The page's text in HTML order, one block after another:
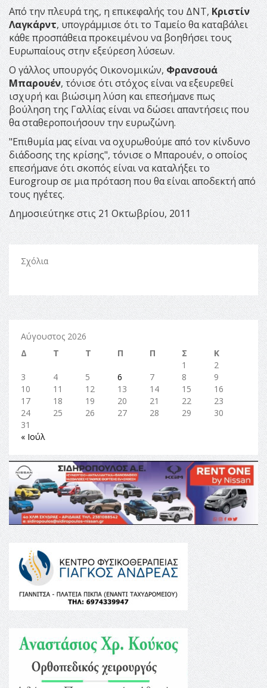
Από την πλευρά της, η επικεφαλής του ΔΝΤ,Κριστίν
Λαγκάρντ, υπογράμμισε ότι το Ταμείο θα καταβάλει
κάθε προσπάθεια προκειμένου να βοηθήσει τους
Ευρωπαίους στην εξεύρεση λύσεων.
Ο γάλλος υπουργός Οικονομικών, Φρανσουά
Μπαρουέν, τόνισε ότι στόχος είναι να εξευρεθεί
ισχυρή και βιώσιμη λύση και επεσήμανε πως
βούληση της Γαλλίας είναι να δώσει απαντήσεις που
θα σταθεροποιήσουν την ευρωζώνη.
"Επιθυμία μας είναι να οχυρωθούμε από τον κίνδυνο
διάδοσης της κρίσης", τόνισε ο Μπαρουέν, ο οποίος
επεσήμανε ότι σκοπός είναι να καταλήξει το
Εurogroup σε μια πρόταση που θα είναι αποδεκτή από
τους ηγέτες.
Δημοσιεύτηκε στις 21 Οκτωβρίου, 2011
Σχόλια
Αύγουστος 2026
Δ
Τ Τ Π Π Σ
Κ
1
2
3
4 5 6 7 8
9
10
11 12 13 14 15
16
17
18 19 20 21 22
23
24
25 26 27 28 29
30
31
« Ιούλ